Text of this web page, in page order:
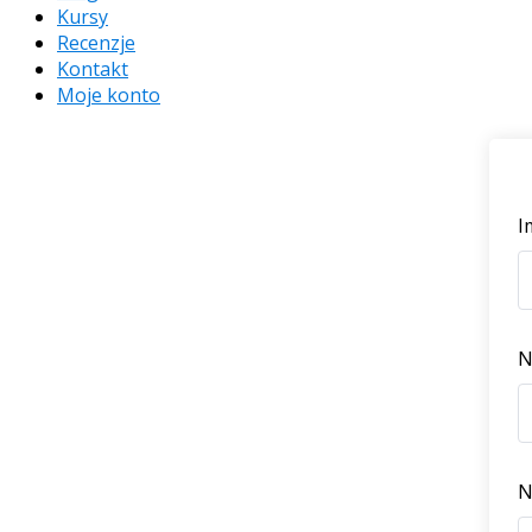
Kursy
Recenzje
Kontakt
Moje konto